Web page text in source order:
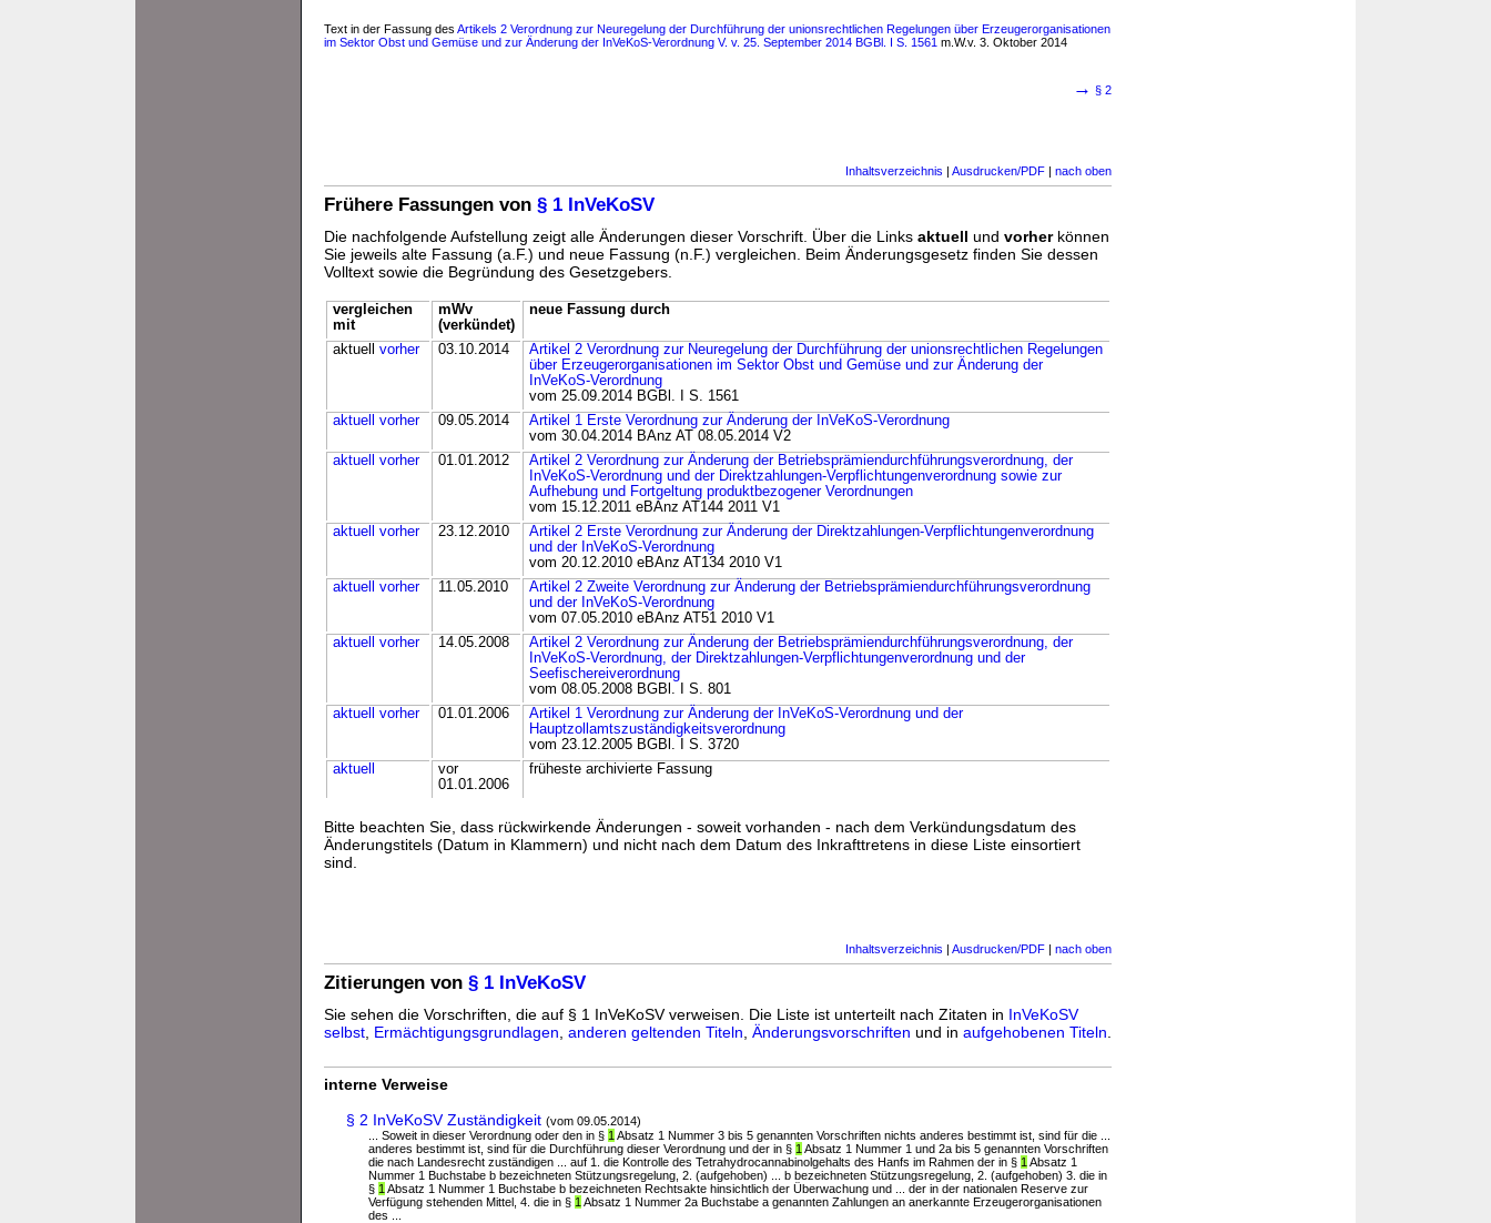
Text in der Fassung des Artikels 2 Verordnung zur Neuregelung der Durchführung der unionsrechtlichen Regelungen über Erzeugerorganisationen
im Sektor Obst und Gemüse und zur Änderung der InVeKoS-Verordnung V. v. 25. September 2014 BGBl. I S. 1561 m.W.v. 3. Oktober 2014
→ § 2
Inhaltsverzeichnis | Ausdrucken/PDF | nach oben
Frühere Fassungen von § 1 InVeKoSV
Die nachfolgende Aufstellung zeigt alle Änderungen dieser Vorschrift. Über die Links aktuell und vorherkönnen
Sie jeweils alte Fassung (a.F.) und neue Fassung (n.F.) vergleichen. Beim Änderungsgesetz finden Sie dessen
Volltext sowie die Begründung des Gesetzgebers.
vergleichen
mit
mWv
(verkündet)
neue Fassung durch
aktuell vorher 03.10.2014
Artikel 2 Verordnung zur Neuregelung der Durchführung der unionsrechtlichen Regelungen
über Erzeugerorganisationen im Sektor Obst und Gemüse und zur Änderung der
InVeKoS-Verordnung
vom 25.09.2014 BGBl. I S. 1561
aktuell
vorher 09.05.2014
Artikel 1 Erste Verordnung zur Änderung der InVeKoS-Verordnung
vom 30.04.2014 BAnz AT 08.05.2014 V2
aktuell
vorher 01.01.2012
Artikel 2 Verordnung zur Änderung der Betriebsprämiendurchführungsverordnung, der
InVeKoS-Verordnung und der Direktzahlungen-Verpflichtungenverordnung sowie zur
Aufhebung und Fortgeltung produktbezogener Verordnungen
vom 15.12.2011 eBAnz AT144 2011 V1
aktuell
vorher 23.12.2010
Artikel 2 Erste Verordnung zur Änderung der Direktzahlungen-Verpflichtungenverordnung
und der InVeKoS-Verordnung
vom 20.12.2010 eBAnz AT134 2010 V1
aktuell
vorher 11.05.2010
Artikel 2 Zweite Verordnung zur Änderung der Betriebsprämiendurchführungsverordnung
und der InVeKoS-Verordnung
vom 07.05.2010 eBAnz AT51 2010 V1
aktuell
vorher 14.05.2008
Artikel 2 Verordnung zur Änderung der Betriebsprämiendurchführungsverordnung, der
InVeKoS-Verordnung, der Direktzahlungen-Verpflichtungenverordnung und der
Seefischereiverordnung
vom 08.05.2008 BGBl. I S. 801
aktuell
vorher 01.01.2006
Artikel 1 Verordnung zur Änderung der InVeKoS-Verordnung und der
Hauptzollamtszuständigkeitsverordnung
vom 23.12.2005 BGBl. I S. 3720
aktuell
vor
01.01.2006
früheste archivierte Fassung
Bitte beachten Sie, dass rückwirkende Änderungen - soweit vorhanden - nach dem Verkündungsdatum des
Änderungstitels (Datum in Klammern) und nicht nach dem Datum des Inkrafttretens in diese Liste einsortiert
sind.
Inhaltsverzeichnis | Ausdrucken/PDF | nach oben
Zitierungen von § 1 InVeKoSV
Sie sehen die Vorschriften, die auf § 1 InVeKoSV verweisen. Die Liste ist unterteilt nach Zitaten in InVeKoSV
selbst Ermächtigungsgrundlagen anderen geltenden Titeln Änderungsvorschriften und in aufgehobenen Titeln
interne Verweise
§ 2 InVeKoSV Zuständigkeit (vom 09.05.2014)
... Soweit in dieser Verordnung oder den in § 1 Absatz 1 Nummer 3 bis 5 genannten Vorschriften nichts anderes bestimmt ist, sind für die ...
anderes bestimmt ist, sind für die Durchführung dieser Verordnung und der in § 1 Absatz 1 Nummer 1 und 2a bis 5 genannten Vorschriften
die nach Landesrecht zuständigen ... auf 1. die Kontrolle des Tetrahydrocannabinolgehalts des Hanfs im Rahmen der in § 1 Absatz 1
Nummer 1 Buchstabe b bezeichneten Stützungsregelung, 2. (aufgehoben) ... b bezeichneten Stützungsregelung, 2. (aufgehoben) 3. die in
§ 1 Absatz 1 Nummer 1 Buchstabe b bezeichneten Rechtsakte hinsichtlich der Überwachung und ... der in der nationalen Reserve zur
Verfügung stehenden Mittel, 4. die in § 1 Absatz 1 Nummer 2a Buchstabe a genannten Zahlungen an anerkannte Erzeugerorganisationen
des ...